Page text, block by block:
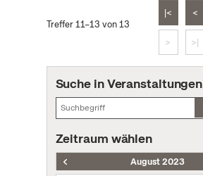
Treffer 11–13 von 13
|< <
> >|
Suche in Veranstaltungen
Zeitraum wählen
August 2023